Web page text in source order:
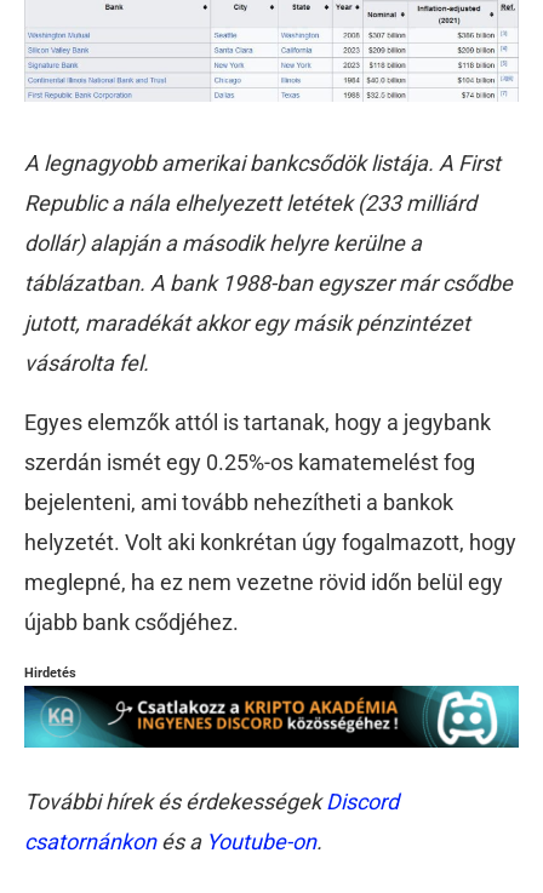
A legnagyobb amerikai bankcsődök listája. A First
Republic a nála elhelyezett letétek (233 milliárd
dollár) alapján a második helyre kerülne a
táblázatban. A bank 1988-ban egyszer már csődbe
jutott, maradékát akkor egy másik pénzintézet
vásárolta fel.
Egyes elemzők attól is tartanak, hogy a jegybank
szerdán ismét egy 0.25%-os kamatemelést fog
bejelenteni, ami tovább nehezítheti a bankok
helyzetét. Volt aki konkrétan úgy fogalmazott, hogy
meglepné, ha ez nem vezetne rövid időn belül egy
újabb bank csődjéhez.
Hirdetés
További hírek és érdekességekDiscord
csatornánkonés a Youtube-on.